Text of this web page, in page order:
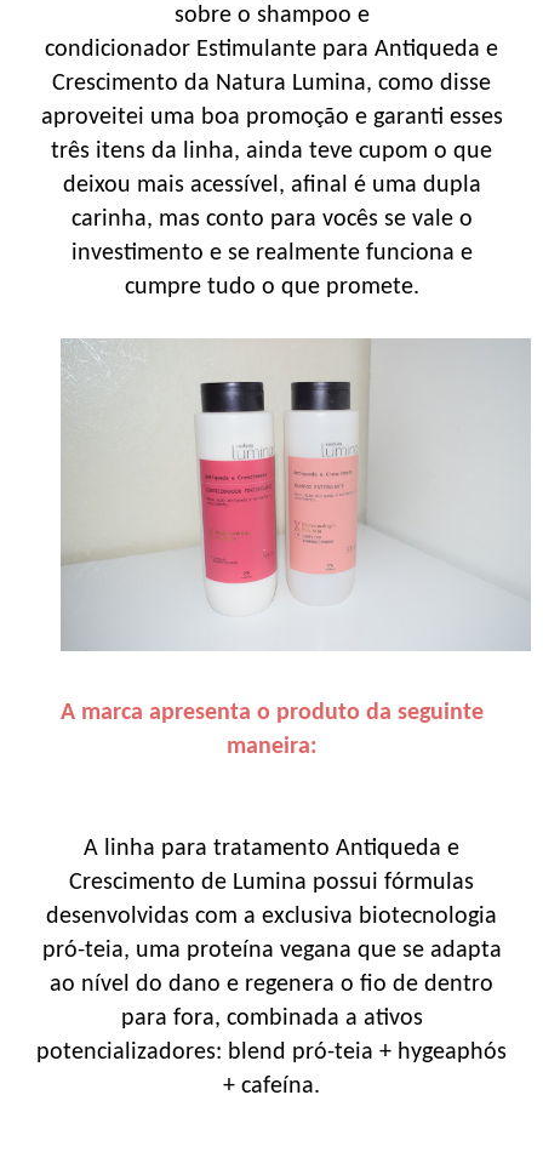
sobre o shampoo e
condicionador Estimulante para Antiqueda e
Crescimento da Natura Lumina, como disse
aproveitei uma boa promoção e garanti esses
três itens da linha, ainda teve cupom o que
deixou mais acessível, afinal é uma dupla
carinha, mas conto para vocês se vale o
investimento e se realmente funciona e
cumpre tudo o que promete.
A marca apresenta o produto da seguinte
maneira:
A linha para tratamento Antiqueda e
Crescimento de Lumina possui fórmulas
desenvolvidas com a exclusiva biotecnologia
pró-teia, uma proteína vegana que se adapta
ao nível do dano e regenera o fio de dentro
para fora, combinada a ativos
potencializadores: blend pró-teia + hygeaphós
+ cafeína.